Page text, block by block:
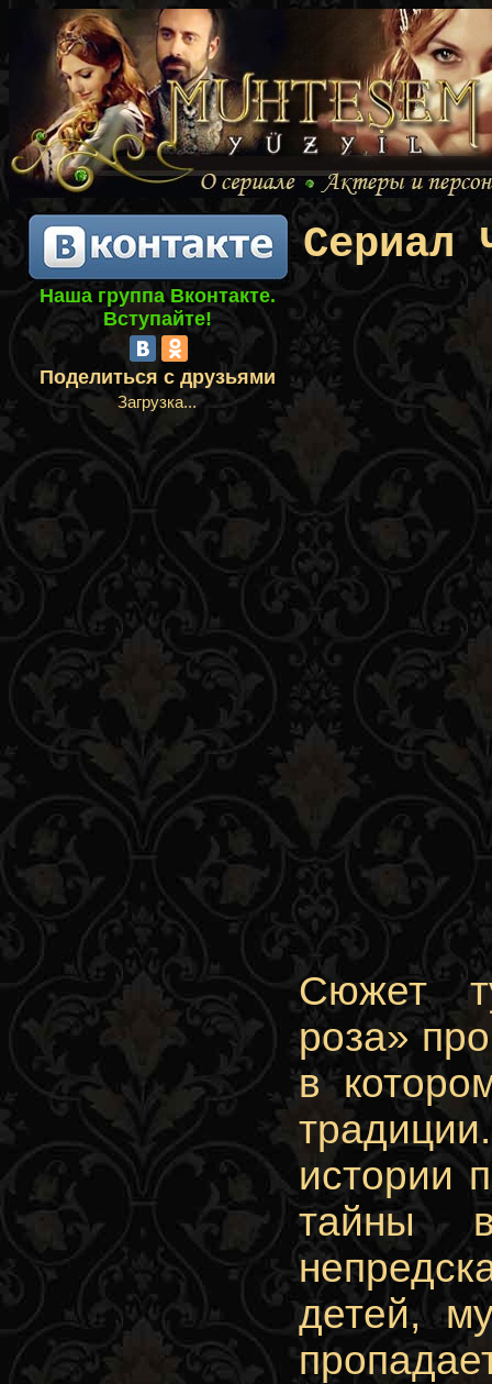
Наша группа Вконтакте.
Вступайте!
Поделиться с друзьями
Загрузка...
Сериал
Сюжет
роза»
в
истории
тайны
детей,